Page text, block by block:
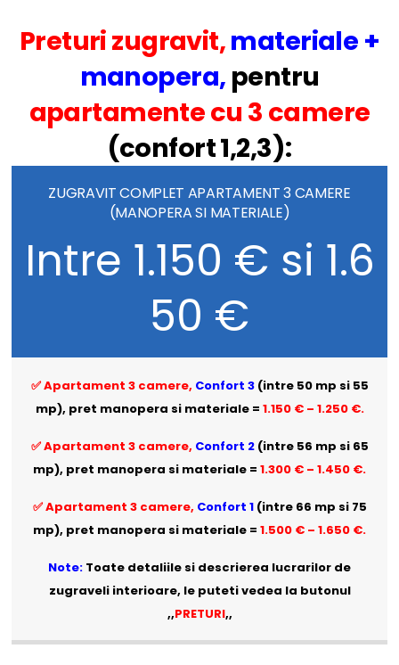
Preturi zugravit,materiale +
manopera, pentru
apartamente cu 3 camere
(confort 1,2,3):
ZUGRAVIT COMPLET APARTAMENT 3 CAMERE
(MANOPERA SI MATERIALE)
Intre 1.150 € si 1.6
50 €
✅ Apartament 3 camere, Confort 3(intre 50 mp si 55
mp), pret manopera si materiale = 1.150 € – 1.250 €.
✅ Apartament 3 camere, Confort 2(intre 56 mp si 65
mp), pret manopera si materiale = 1.300 € – 1.450 €.
✅ Apartament 3 camere, Confort 1(intre 66 mp si 75
mp), pret manopera si materiale = 1.500 € – 1.650 €.
Note: Toate detaliile si descrierea lucrarilor de
zugraveli interioare, le puteti vedea la butonul
,,PRETURI,,